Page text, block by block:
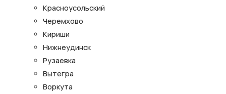
Красноусольский
Черемхово
Кириши
Нижнеудинск
Рузаевка
Вытегра
Воркута